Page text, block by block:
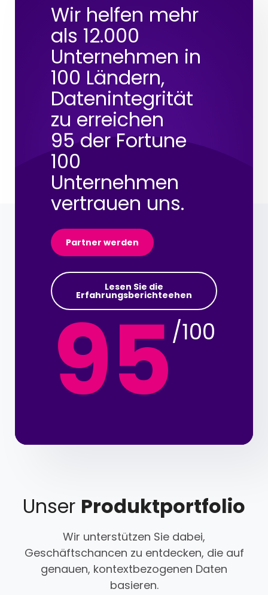
Wir helfen mehr
als 12.000
Unternehmen in
100 Ländern,
Datenintegrität
zu erreichen
95 der Fortune
100
Unternehmen
vertrauen uns.
Partner werden
Lesen Sie die
Erfahrungsberichteehen
/100
95
Unser Produktportfolio
Wir unterstützen Sie dabei,
Geschäftschancen zu entdecken, die auf
genauen, kontextbezogenen Daten
basieren.